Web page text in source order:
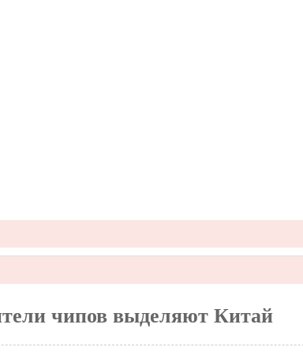
чипов выделяют Китай